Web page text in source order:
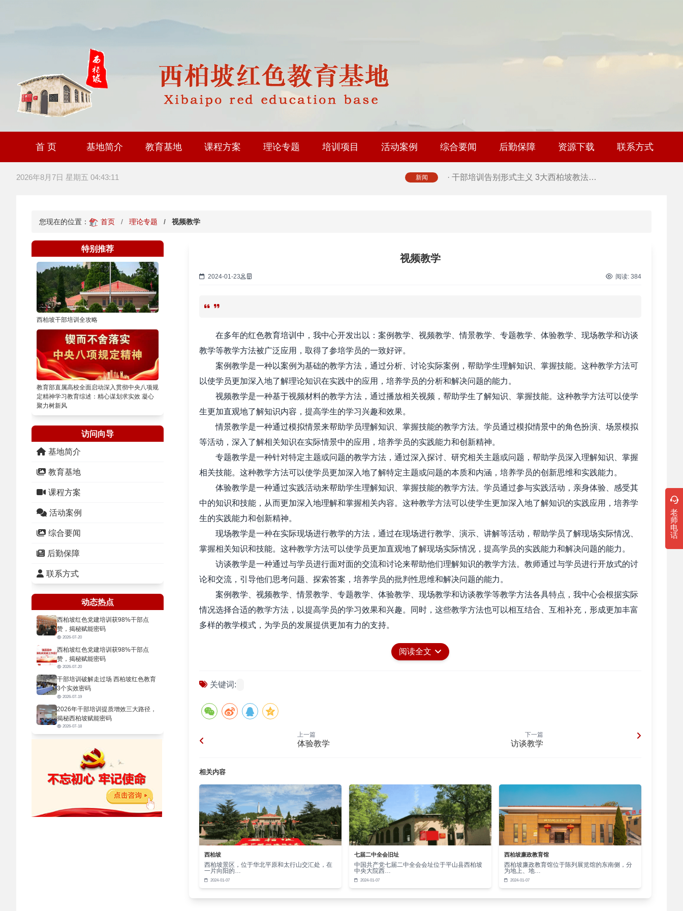
首 页 基地简介 教育基地 课程方案 理论专题 培训项目
政协委员履职能力提升
人大代表履职能力提升
工会系统干部研修
乡村振兴专题培训
社会治理专题培训
中层履职能力提升
大思政课实践研修
红色教育研学课程
活动案例 综合要闻 后勤保障 资源下载 联系方式
2026年8月7日 星期五 04:43:11 新闻
· 新时代干部培训筑牢理想信念，探秘西…
您现在的位置： 首页 理论专题 视频教学
特别推荐
西柏坡干部培训全攻略
教育部直属高校全面启动深入贯彻中央八项规
定精神学习教育综述：精心谋划求实效 凝心
聚力树新风
访问向导
基地简介
教育基地
课程方案
活动案例
综合要闻
后勤保障
联系方式
动态热点
西柏坡红色党建培训获98%干部点
赞，揭秘赋能密码
2026-07-20
西柏坡红色党建培训获98%干部点
赞，揭秘赋能密码
2026-07-20
干部培训破解走过场 西柏坡红色教育
3个实效密码
2026-07-19
2026年干部培训提质增效三大路径，
揭秘西柏坡赋能密码
2026-07-18
视频教学
2024-01-23 阅读: 384
在多年的红色教育培训中，我中心开发出以：案例教学、视频教学、情景教学、专题教学、体验教学、现场教学和访谈
教学等教学方法被广泛应用，取得了参培学员的一致好评。
案例教学是一种以案例为基础的教学方法，通过分析、讨论实际案例，帮助学生理解知识、掌握技能。这种教学方法可
以使学员更加深入地了解理论知识在实践中的应用，培养学员的分析和解决问题的能力。
视频教学是一种基于视频材料的教学方法，通过播放相关视频，帮助学生了解知识、掌握技能。这种教学方法可以使学
生更加直观地了解知识内容，提高学生的学习兴趣和效果。
情景教学是一种通过模拟情景来帮助学员理解知识、掌握技能的教学方法。学员通过模拟情景中的角色扮演、场景模拟
等活动，深入了解相关知识在实际情景中的应用，培养学员的实践能力和创新精神。
专题教学是一种针对特定主题或问题的教学方法，通过深入探讨、研究相关主题或问题，帮助学员深入理解知识、掌握
相关技能。这种教学方法可以使学员更加深入地了解特定主题或问题的本质和内涵，培养学员的创新思维和实践能力。
体验教学是一种通过实践活动来帮助学生理解知识、掌握技能的教学方法。学员通过参与实践活动，亲身体验、感受其
中的知识和技能，从而更加深入地理解和掌握相关内容。这种教学方法可以使学生更加深入地了解知识的实践应用，培养学
生的实践能力和创新精神。
现场教学是一种在实际现场进行教学的方法，通过在现场进行教学、演示、讲解等活动，帮助学员了解现场实际情况、
掌握相关知识和技能。这种教学方法可以使学员更加直观地了解现场实际情况，提高学员的实践能力和解决问题的能力。
访谈教学是一种通过与学员进行面对面的交流和讨论来帮助他们理解知识的教学方法。教师通过与学员进行开放式的讨
论和交流，引导他们思考问题、探索答案，培养学员的批判性思维和解决问题的能力。
案例教学、视频教学、情景教学、专题教学、体验教学、现场教学和访谈教学等教学方法各具特点，我中心会根据实际
情况选择合适的教学方法，以提高学员的学习效果和兴趣。同时，这些教学方法也可以相互结合、互相补充，形成更加丰富
多样的教学模式，为学员的发展提供更加有力的支持。
阅读全文
关键词:
上一篇
体验教学
下一篇
访谈教学
相关内容
西柏坡
西柏坡景区，位于华北平原和太行山交汇处，在
一片向阳的…
2024-01-07
七届二中全会旧址
中国共产党七届二中全会会址位于平山县西柏坡
中央大院西…
2024-01-07
西柏坡廉政教育馆
西柏坡廉政教育馆位于陈列展览馆的东南侧，分
为地上、地…
2024-01-07
老
师
电
话